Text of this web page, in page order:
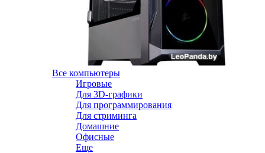
Все компьютеры
Игровые
Для 3D-графики
Для программирования
Для стриминга
Домашние
Офисные
Еще